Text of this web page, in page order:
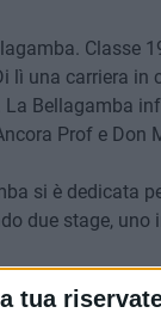
tua
Classe
lì una carriera in
Bellagamba
Prof e Don
si è dedicata
due stage, uno
in tante